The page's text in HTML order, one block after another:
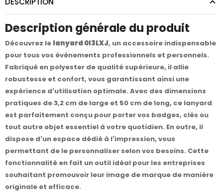
Description générale du produit
Découvrez le lanyard 0I3LXJ, un accessoire indispensable
pour tous vos événements professionnels et personnels.
Fabriqué en polyester de qualité supérieure, il allie
robustesse et confort, vous garantissant ainsi une
expérience d'utilisation optimale. Avec des dimensions
pratiques de 3,2 cm de large et 50 cm de long, ce lanyard
est parfaitement conçu pour porter vos badges, clés ou
tout autre objet essentiel à votre quotidien. En outre, il
dispose d'un espace dédié à l'impression, vous
permettant de le personnaliser selon vos besoins. Cette
fonctionnalité en fait un outil idéal pour les entreprises
souhaitant promouvoir leur image de marque de manière
originale et efficace.